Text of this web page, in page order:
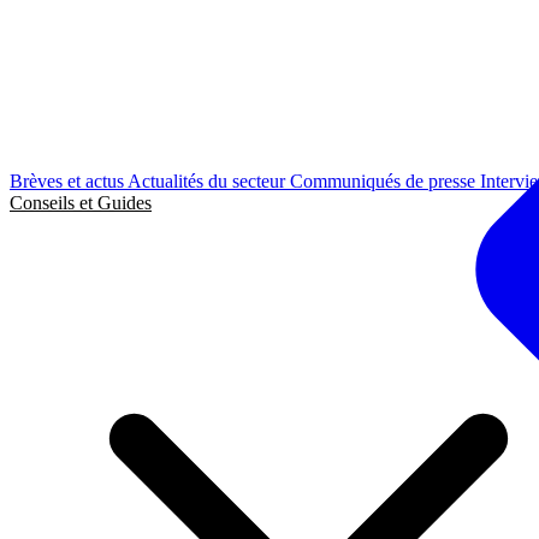
Brèves et actus Actualités du secteurCommuniqués de presse
Conseils et Guides